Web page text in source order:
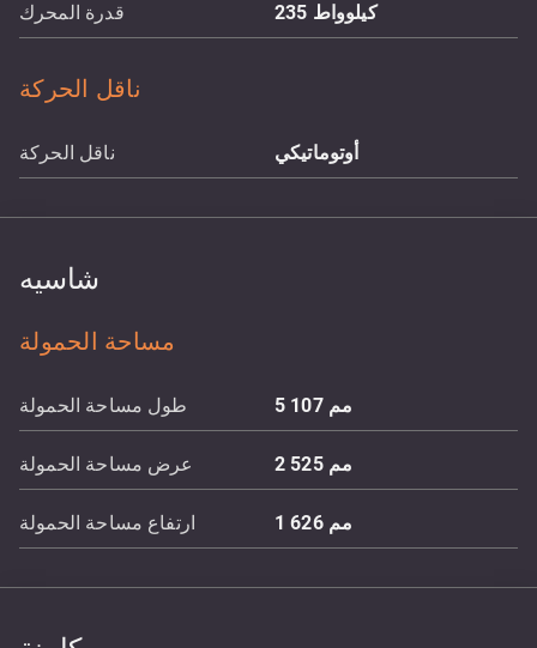
قدرة المحرك 235 كيلوواط
ناقل الحركة
ناقل الحركة أوتوماتيكي
شاسيه
مساحة الحمولة
طول مساحة الحمولة 5 107 مم
عرض مساحة الحمولة 2 525 مم
ارتفاع مساحة الحمولة 1 626 مم